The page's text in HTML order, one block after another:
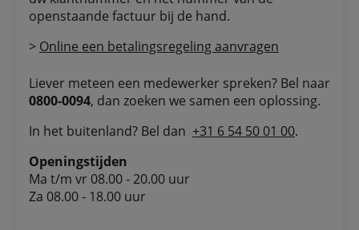
openstaande factuur bij de hand.
> Online een betalingsregeling aanvragen
Liever meteen een medewerker spreken? Bel naar
0800-0094, dan zoeken we samen een oplossing.
In het buitenland? Bel dan +31 6 54 50 01 00.
Openingstijden
Ma t/m vr 08.00 - 20.00 uur
Za 08.00 - 18.00 uur